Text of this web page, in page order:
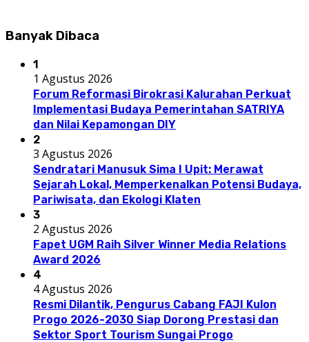
Banyak Dibaca
1
1 Agustus 2026
Forum Reformasi Birokrasi Kalurahan Perkuat
Implementasi Budaya Pemerintahan SATRIYA
dan Nilai Kepamongan DIY
2
3 Agustus 2026
Sendratari Manusuk Sima I Upit: Merawat
Sejarah Lokal, Memperkenalkan Potensi Budaya,
Pariwisata, dan Ekologi Klaten
3
2 Agustus 2026
Fapet UGM Raih Silver Winner Media Relations
Award 2026
4
4 Agustus 2026
Resmi Dilantik, Pengurus Cabang FAJI Kulon
Progo 2026-2030 Siap Dorong Prestasi dan
Sektor Sport Tourism Sungai Progo